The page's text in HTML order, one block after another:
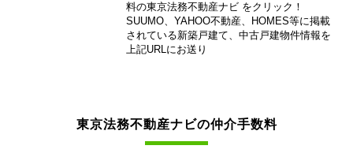
料の東京法務不動産ナビ をクリック！
SUUMO、YAHOO不動産、HOMES等に掲載
されている新築戸建て、中古戸建物件情報を
上記URLにお送り
東京法務不動産ナビの仲介手数料